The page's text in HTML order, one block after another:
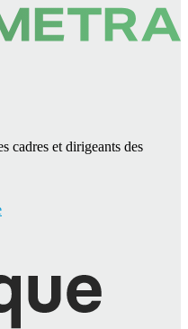
cadres et dirigeants des